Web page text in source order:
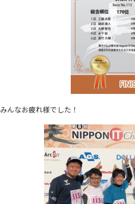
みんなお疲れ様でした！